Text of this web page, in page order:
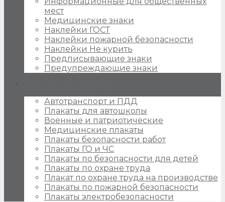
мест
Медицинские знаки
Наклейки ГОСТ
Наклейки пожарной безопасности
Наклейки Не курить
Предписывающие знаки
Предупреждающие знаки
Автотранспорт и ПДД
Плакаты для автошколы
Военные и патриотические
Медицинские плакаты
Плакаты безопасности работ
Плакаты ГО и ЧС
Плакаты по безопасности для детей
Плакаты по охране труда
Плакат по охране труда на производстве
Плакаты по пожарной безопасности
Плакаты электробезопасности